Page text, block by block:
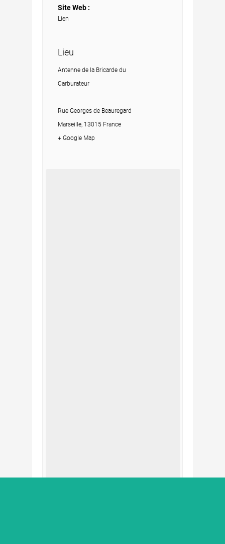
Site Web :
Lien
Lieu
Antenne de la Bricarde du
Carburateur
Rue Georges de Beauregard
Marseille, 13015 France
+ Google Map